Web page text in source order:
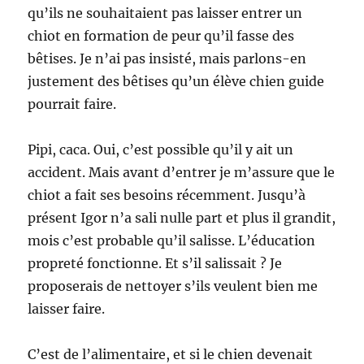
qu’ils ne souhaitaient pas laisser entrer un
chiot en formation de peur qu’il fasse des
bêtises. Je n’ai pas insisté, mais parlons-en
justement des bêtises qu’un élève chien guide
pourrait faire.
Pipi, caca. Oui, c’est possible qu’il y ait un
accident. Mais avant d’entrer je m’assure que le
chiot a fait ses besoins récemment. Jusqu’à
présent Igor n’a sali nulle part et plus il grandit,
mois c’est probable qu’il salisse. L’éducation
propreté fonctionne. Et s’il salissait ? Je
proposerais de nettoyer s’ils veulent bien me
laisser faire.
C’est de l’alimentaire, et si le chien devenait